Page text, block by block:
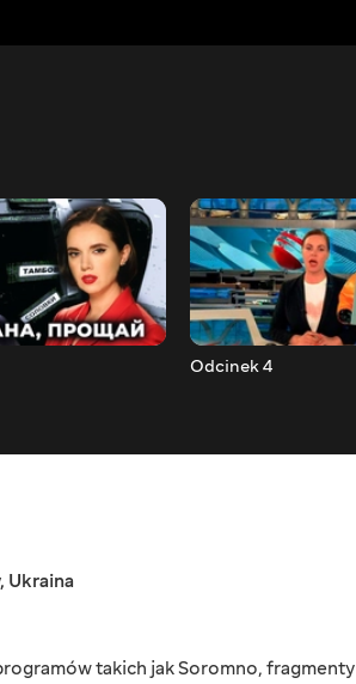
Odcinek 4
, Ukraina
takich jak Soromno, fragmenty